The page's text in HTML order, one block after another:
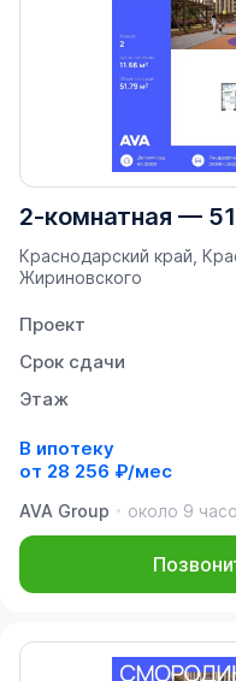
2-комнатная —
Краснодарский край,
Жириновского
Проект
Срок сдачи
Этаж
В ипотеку
от 28 256 ₽/мес
AVA Group
около 9